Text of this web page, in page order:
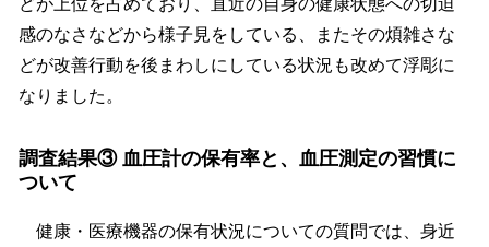
どが上位を占めており、直近の自身の健康状態への切迫
感のなさなどから様子見をしている、またその煩雑さな
どが改善行動を後まわしにしている状況も改めて浮彫に
なりました。
調査結果③ 血圧計の保有率と、血圧測定の習慣に
ついて
健康・医療機器の保有状況についての質問では、身近